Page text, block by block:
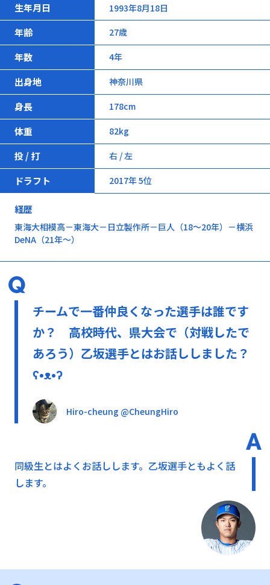
生年月日 1993年8月18日
年齢 27歳
年数 4年
出身地 神奈川県
身長 178cm
体重 82kg
投 / 打 右 / 左
ドラフト 2017年 5位
経歴
東海大相模高－東海大－日立製作所－巨人（18～20年）－横浜
DeNA（21年～）
チームで一番仲良くなった選手は誰です
か？ 高校時代、県大会で（対戦したで
あろう）乙坂選手とはお話ししました？
ʕ•ᴥ•ʔ
Hiro-cheung @CheungHiro
同級生とはよくお話しします。乙坂選手ともよく話
します。